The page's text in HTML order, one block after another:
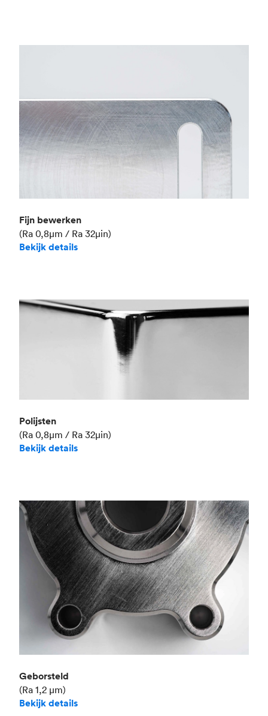
Fijn bewerken
(Ra 0,8μm / Ra 32μin)
Bekijk details
Polijsten
(Ra 0,8μm / Ra 32μin)
Bekijk details
Geborsteld
(Ra 1,2 μm)
Bekijk details